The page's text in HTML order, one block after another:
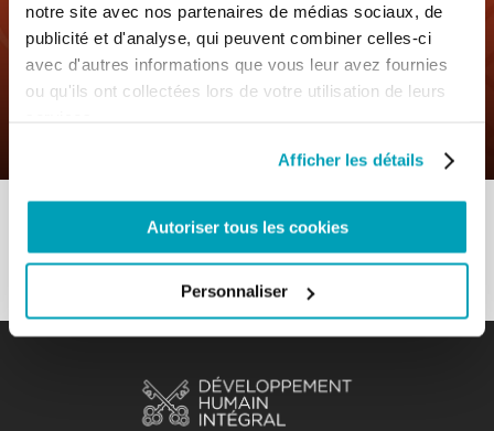
notre site avec nos partenaires de médias sociaux, de
publicité et d'analyse, qui peuvent combiner celles-ci
avec d'autres informations que vous leur avez fournies
ou qu'ils ont collectées lors de votre utilisation de leurs
Afficher les détails
Autoriser tous les cookies
Personnaliser
6 Novembre 2019 | ByMr_admin | 0
Comments |
Bonne pratique « Il s’agit de la